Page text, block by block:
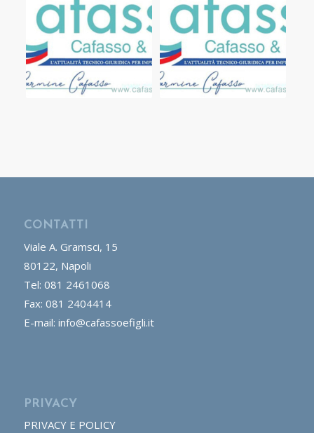
CONTATTI
Viale A. Gramsci, 15
80122, Napoli
Tel: 081 2461068
Fax: 081 2404414
E-mail: info@cafassoefigli.it
PRIVACY
PRIVACY E POLICY